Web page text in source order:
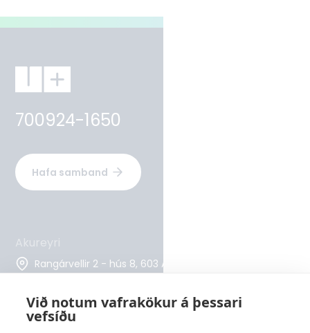
Við notum vafrakökur á þessari
vefsíðu
700924-1650
Hafa samband
Akureyri
Rangárvellir 2 - hús 8, 603 Akureyri
569 6000